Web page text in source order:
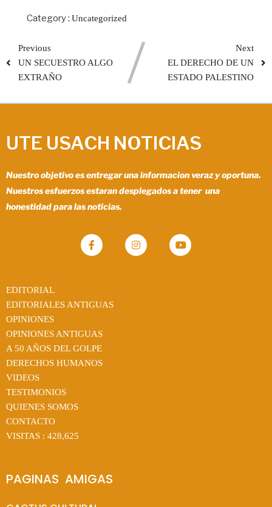
Category : Uncategorized
Previous
UN SECUESTRO ALGO
EXTRAÑO
Next
EL DERECHO DE UN
ESTADO PALESTINO
UTE USACH NOTICIAS
Nuestro objetivo es entregar una informacion veraz y oportuna.
Nuestros esfuerzos estaran desplegados a tener una
honestidad para las noticias.
EDITORIAL
EDITORIALES ANTIGUAS
OPINIONES
OPINIONES ANTIGUAS
A 50 AÑOS DEL GOLPE
DERECHOS HUMANOS
VIDEOS
TESTIMONIOS
QUIENES SOMOS
CONTACTO
VISITAS : 428,625
PAGINAS  AMIGAS